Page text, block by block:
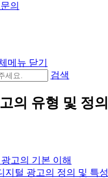
의
검색
의 유형 및 정의
고의 기본 이해
지털 광고의 정의 및 특성